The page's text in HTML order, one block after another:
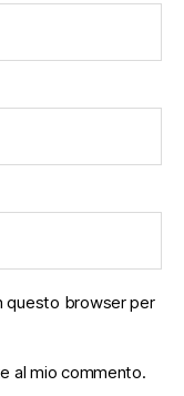
questo browser per
al mio commento.